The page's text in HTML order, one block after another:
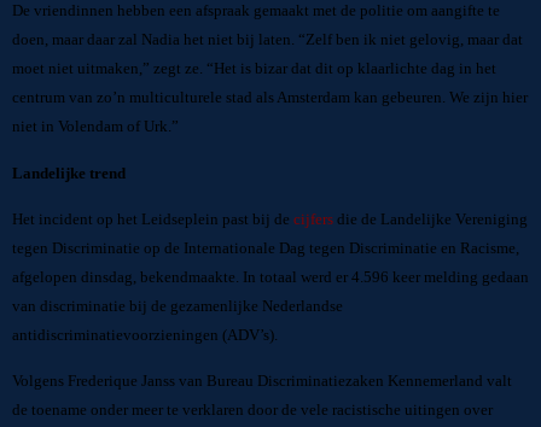
De vriendinnen hebben een afspraak gemaakt met de politie om aangifte te
doen, maar daar zal Nadia het niet bij laten. “Zelf ben ik niet gelovig, maar dat
moet niet uitmaken,” zegt ze. “Het is bizar dat dit op klaarlichte dag in het
centrum van zo’n multiculturele stad als Amsterdam kan gebeuren. We zijn hier
niet in Volendam of Urk.”
Landelijke trend
Het incident op het Leidseplein past bij de cijfers die de Landelijke Vereniging
tegen Discriminatie op de Internationale Dag tegen Discriminatie en Racisme,
afgelopen dinsdag, bekendmaakte. In totaal werd er 4.596 keer melding gedaan
van discriminatie bij de gezamenlijke Nederlandse
antidiscriminatievoorzieningen (ADV’s).
Volgens Frederique Janss van Bureau Discriminatiezaken Kennemerland valt
de toename onder meer te verklaren door de vele racistische uitingen over